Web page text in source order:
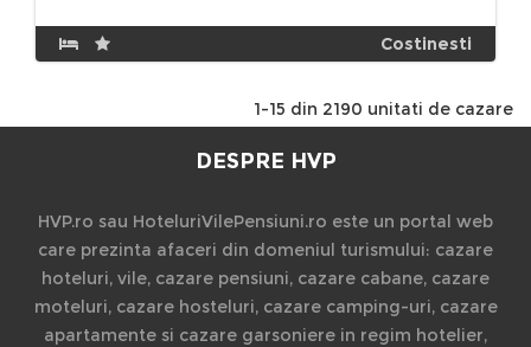
Costinesti
1-15 din 2190 unitati de cazare
DESPRE HVP
HVP.ro sau HoteluriVilePensiuni.ro este un portal web
care prezinta afaceri din domeniul turismului: cazare
hoteluri, vile, cazare pensiuni, cazare cabane, cazare
moteluri, cazare hosteluri, cazare camping-uri, cazare
apartamente si cazare garsoniere in regim hotelier,